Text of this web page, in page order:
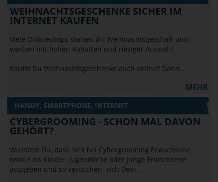
WEIHNACHTSGESCHENKE SICHER IM
INTERNET KAUFEN
Viele Onlineshops starten ihr Weihnachtsgeschäft und
werben mit hohen Rabatten und riesiger Auswahl.
Kaufst Du Weihnachtsgeschenke auch online? Dann…
MEHR
HANDY, SMARTPHONE, INTERNET
CYBERGROOMING - SCHON MAL DAVON
GEHÖRT?
Wusstest Du, dass sich bei Cybergrooming Erwachsene
online als Kinder, Jugendliche oder junge Erwachsene
ausgeben und so versuchen, sich Dein…